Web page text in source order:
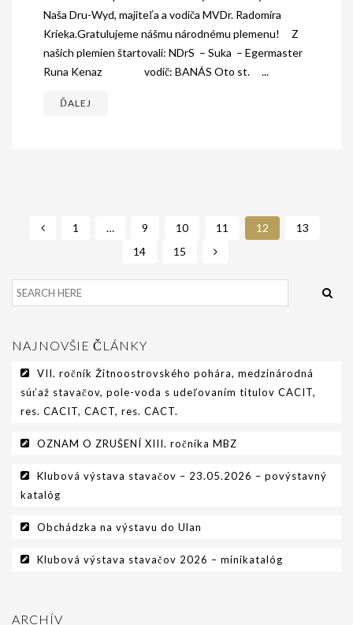
Naša Dru-Wyd, majiteľa a vodiča MVDr. Radomíra
Krieka.Gratulujeme nášmu národnému plemenu! Z
našich plemien štartovali: NDrS – Suka – Egermaster
Runa Kenaz vodič: BANÁS Oto st. ...
ĎALEJ
1 … 9 10 11 12
13
14
15
NAJNOVŠIE ČLÁNKY
VII. ročník Žitnoostrovského pohára, medzinárodná
súťaž stavačov, pole-voda s udeľovaním titulov CACIT,
res. CACIT, CACT, res. CACT.
OZNAM O ZRUŠENÍ XIII. ročníka MBZ
Klubová výstava stavačov – 23.05.2026 – povýstavný
katalóg
Obchádzka na výstavu do Ulan
Klubová výstava stavačov 2026 – minikatalóg
ARCHÍV